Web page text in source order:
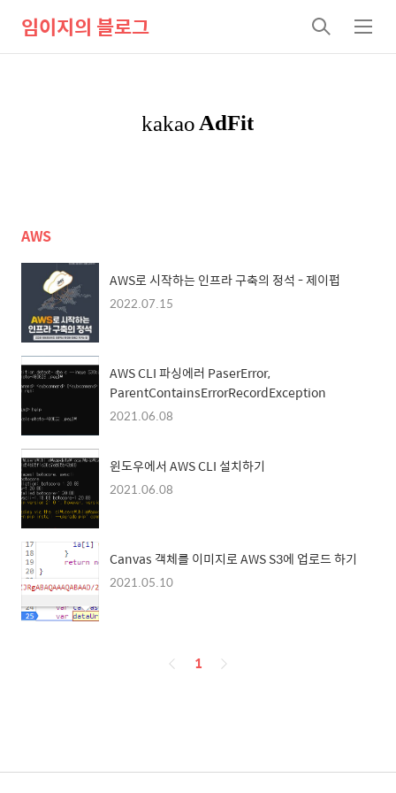
임이지의 블로그
검
색
메
뉴
AWS
AWS로 시작하는 인프라 구축의 정석 - 제이펍
2022.07.15
AWS CLI 파싱에러 PaserError,
ParentContainsErrorRecordException
2021.06.08
윈도우에서 AWS CLI 설치하기
2021.06.08
Canvas 객체를 이미지로 AWS S3에 업로드 하기
2021.05.10
페
1